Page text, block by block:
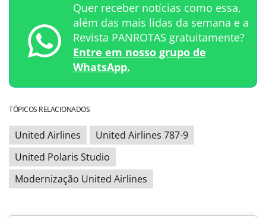
Quer receber notícias como essa,
além das mais lidas da semana e a
Revista PANROTAS gratuitamente?
Entre em nosso grupo de
WhatsApp.
TÓPICOS RELACIONADOS
United Airlines
United Airlines 787-9
United Polaris Studio
Modernização United Airlines